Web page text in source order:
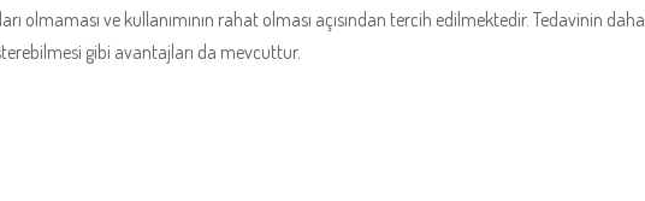
olmaması ve kullanımının rahat olması açısından tercih edilmektedir. Tedavinin daha
gibi avantajları da mevcuttur.